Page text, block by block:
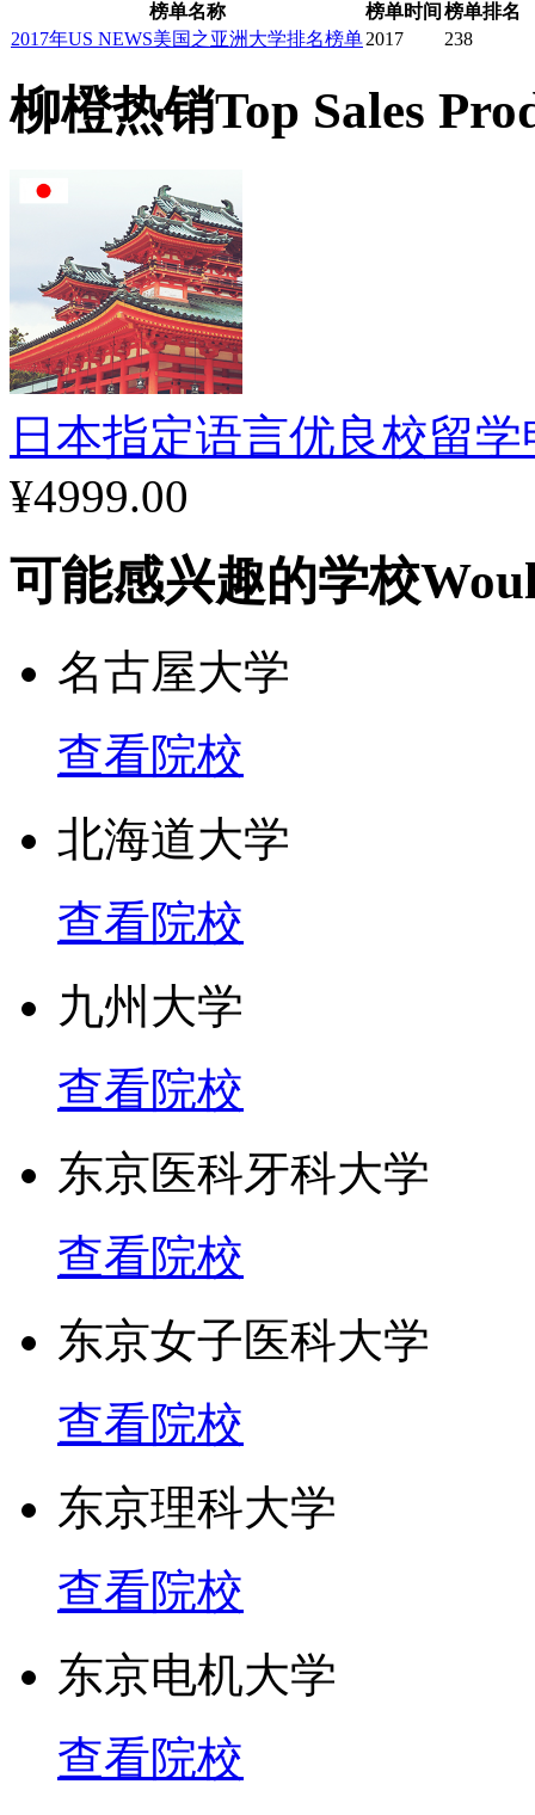
榜单名称 榜单时间 榜单排名
2017年US NEWS美国之亚洲大学排名榜单2017 238
柳橙热销Top Sales
日本指定语言优良校留
¥4999.00
可能感兴趣的学校
名古屋大学
查看院校
北海道大学
查看院校
九州大学
查看院校
东京医科牙科大学
查看院校
东京女子医科大学
查看院校
东京理科大学
查看院校
东京电机大学
查看院校